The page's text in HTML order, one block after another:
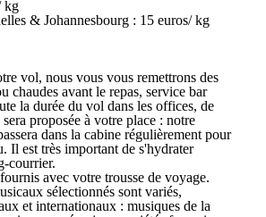
kg
& Johannesbourg : 15 euros/ kg
vol, nous vous vous remettrons des
chaudes avant le repas, service bar
la durée du vol dans les offices, de
proposée à votre place : notre
dans la cabine régulièrement pour
Il est très important de s'hydrater
courrier.
avec votre trousse de voyage.
sélectionnés sont variés,
et internationaux : musiques de la